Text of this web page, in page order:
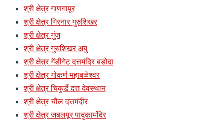
श्री क्षेत्र गाणगापूर
श्री क्षेत्र गिरनार गुरुशिखर
श्री क्षेत्र गुंज
श्री क्षेत्र गुरुशिखर अबु
श्री क्षेत्र गेंडीगेट दत्तमंदिर बडोदा
श्री क्षेत्र गोकर्ण महाबळेश्वर
श्री क्षेत्र चिकुर्डे दत्त देवस्थान
श्री क्षेत्र चौल दत्तमंदीर
श्री क्षेत्र जबलपूर पादुकामंदिर